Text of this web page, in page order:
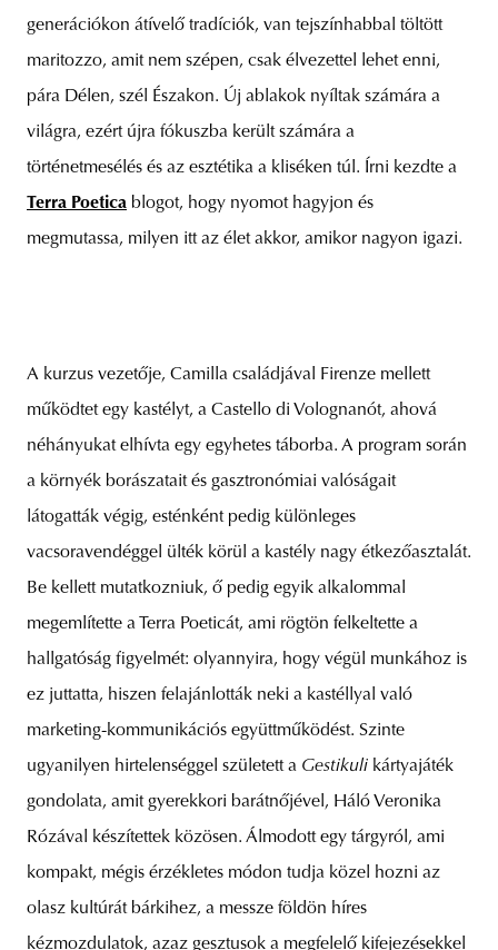
generációkon átívelő tradíciók, van tejszínhabbal töltött
maritozzo, amit nem szépen, csak élvezettel lehet enni,
pára Délen, szél Északon. Új ablakok nyíltak számára a
világra, ezért újra fókuszba került számára a
történetmesélés és az esztétika a kliséken túl. Írni kezdte a
Terra Poetica blogot, hogy nyomot hagyjon és
megmutassa, milyen itt az élet akkor, amikor nagyon igazi.
A kurzus vezetője, Camilla családjával Firenze mellett
működtet egy kastélyt, a Castello di Volognanót, ahová
néhányukat elhívta egy egyhetes táborba. A program során
a környék borászatait és gasztronómiai valóságait
látogatták végig, esténként pedig különleges
vacsoravendéggel ülték körül a kastély nagy étkezőasztalát.
Be kellett mutatkozniuk, ő pedig egyik alkalommal
megemlítette a Terra Poeticát, ami rögtön felkeltette a
hallgatóság figyelmét: olyannyira, hogy végül munkához is
ez juttatta, hiszen felajánlották neki a kastéllyal való
marketing-kommunikációs együttműködést. Szinte
ugyanilyen hirtelenséggel született a Gestikuli kártyajáték
gondolata, amit gyerekkori barátnőjével, Háló Veronika
Rózával készítettek közösen. Álmodott egy tárgyról, ami
kompakt, mégis érzékletes módon tudja közel hozni az
olasz kultúrát bárkihez, a messze földön híres
kézmozdulatok, azaz gesztusok a megfelelő kifejezésekkel